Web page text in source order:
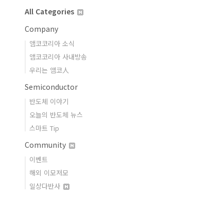
All Categories
Company
앰코코리아 소식
앰코코리아 사내방송
우리는 앰코人
Semiconductor
반도체 이야기
오늘의 반도체 뉴스
스마트 Tip
Community
이벤트
해외 이모저모
일상다반사